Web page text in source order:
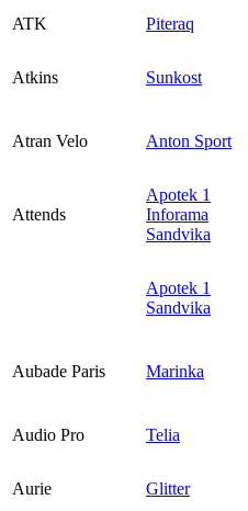
ATK
Piteraq
Atkins Sunkost
Atran Velo Anton Sport
Attends
Apotek 1
Inforama
Sandvika
Apotek 1
Sandvika
Aubade Paris Marinka
Audio Pro Telia
Aurie
Glitter